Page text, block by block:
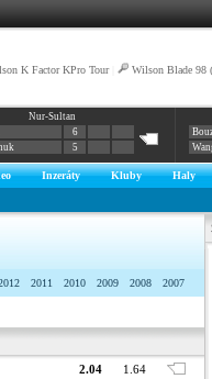
K Factor KPro Tour| Wilson Blade 98
Nur-Sultan
6
5
Inzeráty Kluby Haly
2011 2010 2009 2008 2007
2.04 1.64